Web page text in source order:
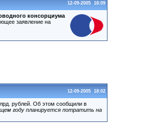
12-09-2005 18:09
консорциума
заявление на
12-09-2005 18:02
рублей. Об этом сообщили в
году планируется потратить на